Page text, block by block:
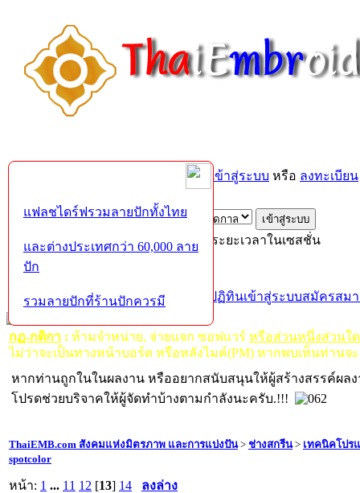
กรุณา เข้าสู่ระบบ หรือ ลงทะเบียน
เข้าสู่ระบบด้วยชื่อผู้ใช้ รหัสผ่าน และระยะเวลาในเซสชั่น
หน้าแรก เว็บบอร์ด ช่วยเหลือ ปฏิทินเข้าสู่ระบบสมัครสม
กฏ-กติกา : ห้ามจำหน่าย, จ่ายแจก ซอฟแวร์ หรือส่วนหนึ่งส่วนใ
ไม่ว่าจะเป็นทางหน้าบอร์ด หรือหลังไมค์(PM) หากพบเห็นท่านจ
หากท่านถูกในในผลงาน หรืออยากสนับสนุนให้ผู้สร้างสรรค์ผล
โปรดช่วยบริจาคให้ผู้จัดทำบ้างตามกำลังนะครับ.!!!
ThaiEMB.com สังคมแห่งมิตรภาพ และการแบ่งปัน> ช่างสกรีน> เทคนิคโปร
spotcolor
หน้า: 1 ... 11 12 [13] 14
ลงล่าง
แฟลชไดร์ฟรวมลายปักทั้งไทย
และต่างประเทศกว่า 60,000 ลาย
ปัก
รวมลายปักที่ร้านปักควรมี